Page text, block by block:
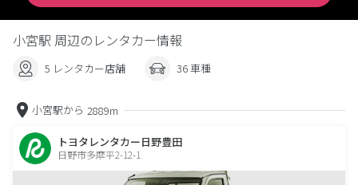
小宮駅 周辺のレンタカー情報
5 レンタカー店舗 36 車種
小宮駅から 2889m
トヨタレンタカー日野豊田
日野市多摩平2-12-1